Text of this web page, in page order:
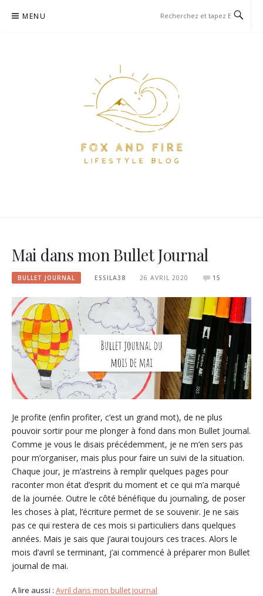
MENU
Mai dans mon Bullet Journal
BULLET JOURNAL ESSILA38 26 AVRIL 2020 15
Je profite (enfin profiter, c’est un grand mot), de ne plus
pouvoir sortir pour me plonger à fond dans mon Bullet Journal.
Comme je vous le disais précédemment, je ne m’en sers pas
pour m’organiser, mais plus pour faire un suivi de la situation.
Chaque jour, je m’astreins à remplir quelques pages pour
raconter mon état d’esprit du moment et ce qui m’a marqué
de la journée. Outre le côté bénéfique du journaling, de poser
les choses à plat, l’écriture permet de se souvenir. Je ne sais
pas ce qui restera de ces mois si particuliers dans quelques
années. Mais je sais que j’aurai toujours ces traces. Alors le
mois d’avril se terminant, j’ai commencé à préparer mon Bullet
journal de mai.
A lire aussi : Avril dans mon bullet journal